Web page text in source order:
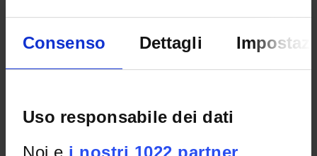
Consenso Dettagli
Uso responsabile dei dati
24/06/2024 - Approvazione atti e